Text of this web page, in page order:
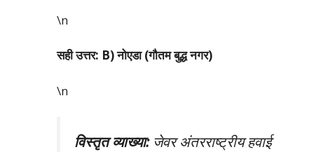
\n
सही उत्तर: B) नोएडा (गौतम बुद्ध नगर)
\n
विस्तृत व्याख्या:जेवर अंतरराष्ट्रीय हवाई